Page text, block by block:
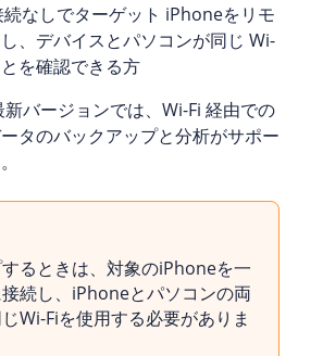
続なしでターゲット iPhoneをリモ
、デバイスとパソコンが同じ Wi-
を確認できる方
バージョンでは、Wi-Fi 経由での
タのバックアップと分析がサポー
るときは、対象のiPhoneを一
続し、iPhoneとパソコンの両
Wi-Fiを使用する必要がありま